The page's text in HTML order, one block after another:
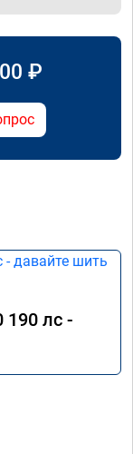
₽
190 лс -